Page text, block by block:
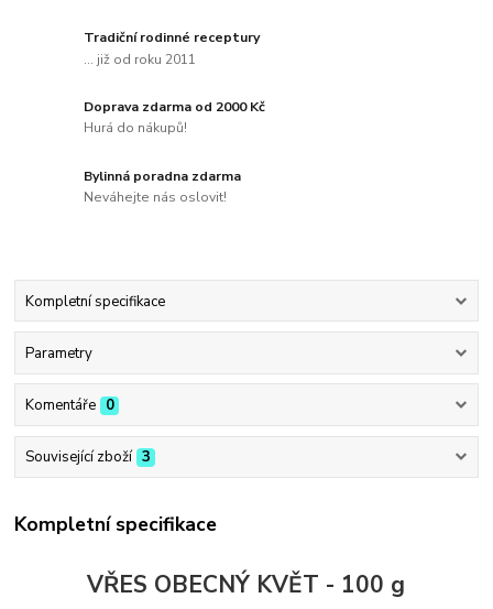
Tradiční rodinné receptury
... již od roku 2011
Doprava zdarma od 2000 Kč
Hurá do nákupů!
Bylinná poradna zdarma
Neváhejte nás oslovit!
Kompletní specifikace
Parametry
Komentáře 0
Související zboží 3
Kompletní specifikace
VŘES OBECNÝ KVĚT - 100 g